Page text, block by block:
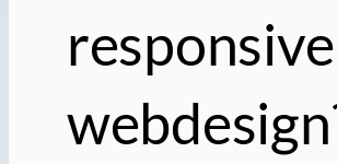
responsive